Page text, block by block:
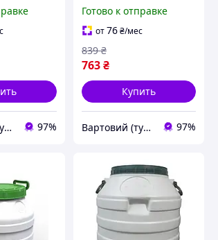
Вартовий (туризм, охота и кемпинг) 97%
зеленая крышка (1734-
vart)
Готово к отправке
от76₴/мес
763₴
839 ₴
Купить
Вартовий (туризм, охота и кемпинг) 97%